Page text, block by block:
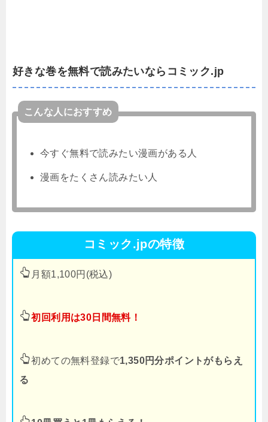
好きな巻を無料で読みたいならコミック.jp
こんな人におすすめ
今すぐ無料で読みたい漫画がある人
漫画をたくさん読みたい人
コミック.jpの特徴
月額1,100円(税込)
初回利用は30日間無料！
初めての無料登録で1,350円分ポイントがもらえ
る